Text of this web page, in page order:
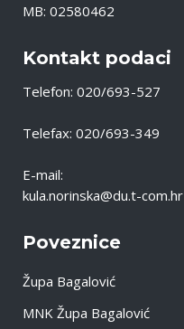
MB: 02580462
Kontakt podaci
Telefon: 020/693-527
Telefax: 020/693-349
E-mail:
kula.norinska@du.t-com.hr
Poveznice
Župa Bagalović
MNK Župa Bagalović